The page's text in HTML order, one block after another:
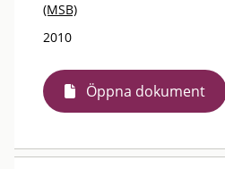
(MSB)
2010
Öppna dokument